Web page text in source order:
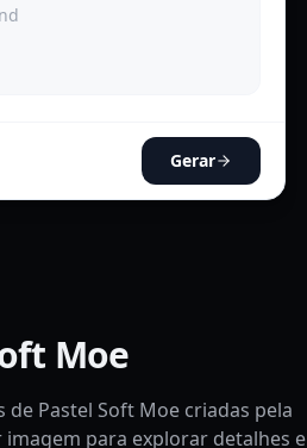
Gerar
Moe
Pastel Soft Moe criadas pela
para explorar detalhes e